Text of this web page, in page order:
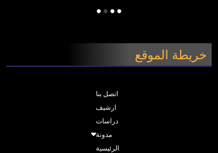
خريطة الموقع
اتصل بنا
ارشيف
دراسات
مدونة
الرئيسية